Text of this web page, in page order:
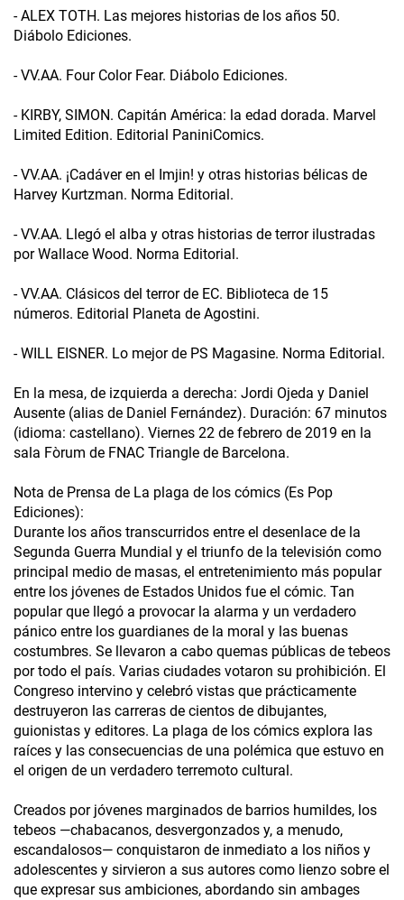
- ALEX TOTH. Las mejores historias de los años 50.
Diábolo Ediciones.
- VV.AA. Four Color Fear. Diábolo Ediciones.
- KIRBY, SIMON. Capitán América: la edad dorada. Marvel
Limited Edition. Editorial PaniniComics.
- VV.AA. ¡Cadáver en el Imjin! y otras historias bélicas de
Harvey Kurtzman. Norma Editorial.
- VV.AA. Llegó el alba y otras historias de terror ilustradas
por Wallace Wood. Norma Editorial.
- VV.AA. Clásicos del terror de EC. Biblioteca de 15
números. Editorial Planeta de Agostini.
- WILL EISNER. Lo mejor de PS Magasine. Norma Editorial.
En la mesa, de izquierda a derecha: Jordi Ojeda y Daniel
Ausente (alias de Daniel Fernández). Duración: 67 minutos
(idioma: castellano). Viernes 22 de febrero de 2019 en la
sala Fòrum de FNAC Triangle de Barcelona.
Nota de Prensa de La plaga de los cómics (Es Pop
Ediciones):
Durante los años transcurridos entre el desenlace de la
Segunda Guerra Mundial y el triunfo de la televisión como
principal medio de masas, el entretenimiento más popular
entre los jóvenes de Estados Unidos fue el cómic. Tan
popular que llegó a provocar la alarma y un verdadero
pánico entre los guardianes de la moral y las buenas
costumbres. Se llevaron a cabo quemas públicas de tebeos
por todo el país. Varias ciudades votaron su prohibición. El
Congreso intervino y celebró vistas que prácticamente
destruyeron las carreras de cientos de dibujantes,
guionistas y editores. La plaga de los cómics explora las
raíces y las consecuencias de una polémica que estuvo en
el origen de un verdadero terremoto cultural.
Creados por jóvenes marginados de barrios humildes, los
tebeos —chabacanos, desvergonzados y, a menudo,
escandalosos— conquistaron de inmediato a los niños y
adolescentes y sirvieron a sus autores como lienzo sobre el
que expresar sus ambiciones, abordando sin ambages